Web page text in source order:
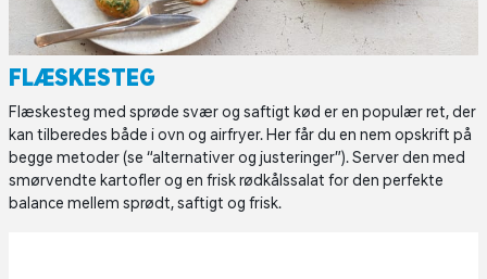
FLÆSKESTEG
Flæskesteg med sprøde svær og saftigt kød er en populær ret, der
kan tilberedes både i ovn og airfryer. Her får du en nem opskrift på
begge metoder (se “alternativer og justeringer”). Server den med
smørvendte kartofler og en frisk rødkålssalat for den perfekte
balance mellem sprødt, saftigt og frisk.